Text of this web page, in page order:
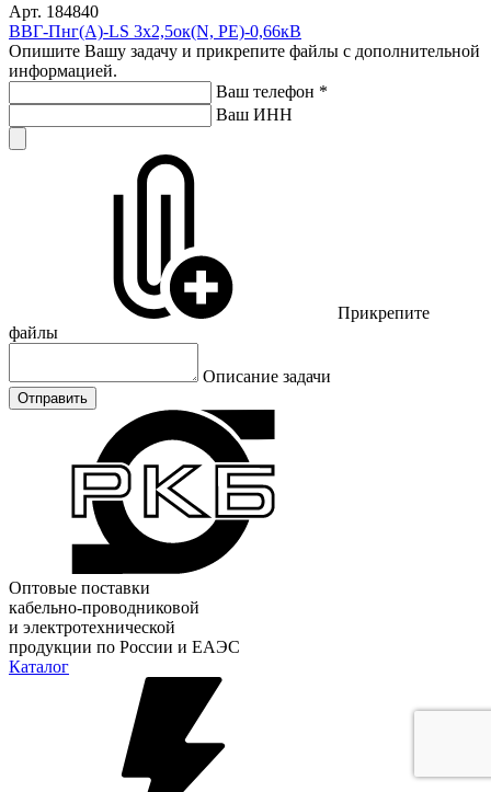
Арт. 184840
ВВГ-Пнг(А)-LS 3х2,5ок(N, PE)-0,66кВ
Опишите Вашу задачу и прикрепите файлы с дополнительной
информацией.
Ваш телефон *
Ваш ИНН
Прикрепите
файлы
Описание задачи
Отправить
Оптовые поставки
кабельно-проводниковой
и электротехнической
продукции по России и ЕАЭС
Каталог